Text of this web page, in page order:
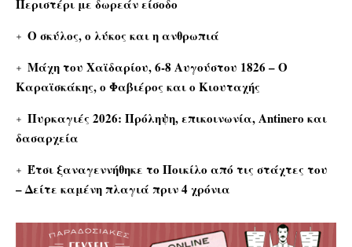
Περιστέρι με δωρεάν είσοδο
Ο σκύλος, ο λύκος και η ανθρωπιά
Μάχη του Χαϊδαρίου, 6-8 Αυγούστου 1826 – Ο
Καραϊσκάκης, ο Φαβιέρος και ο Κιουταχής
Πυρκαγιές 2026: Πρόληψη, επικοινωνία, Antinero και
δασαρχεία
Έτσι ξαναγεννήθηκε το Ποικίλο από τις στάχτες του
– Δείτε καμένη πλαγιά πριν 4 χρόνια